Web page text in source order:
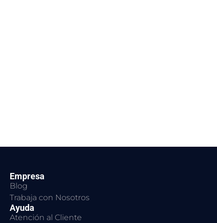
Empresa
Blog
Trabaja con Nosotros
Ayuda
Atención al Cliente